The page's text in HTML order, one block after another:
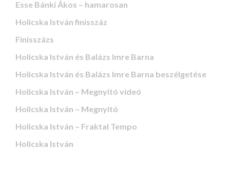
Esse Bánki Ákos – hamarosan
Holicska István finisszáz
Finisszázs
Holicska István és Balázs Imre Barna
Holicska István és Balázs Imre Barna beszélgetése
Holicska István – Megnyitó videó
Holicska István – Megnyitó
Holicska István – Fraktal Tempo
Holicska István